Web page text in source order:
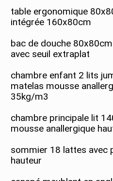
table ergonomique
intégrée 160x80cm
bac de douche
avec seuil extraplat
chambre enfant 2 lits
matelas mousse
35kg/m3
chambre principale lit
mousse anallergique
sommier 18 lattes avec
hauteur